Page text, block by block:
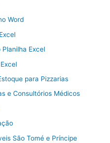
Word
Excel
para Pizzarias
e Consultórios Médicos
São Tomé e Príncipe